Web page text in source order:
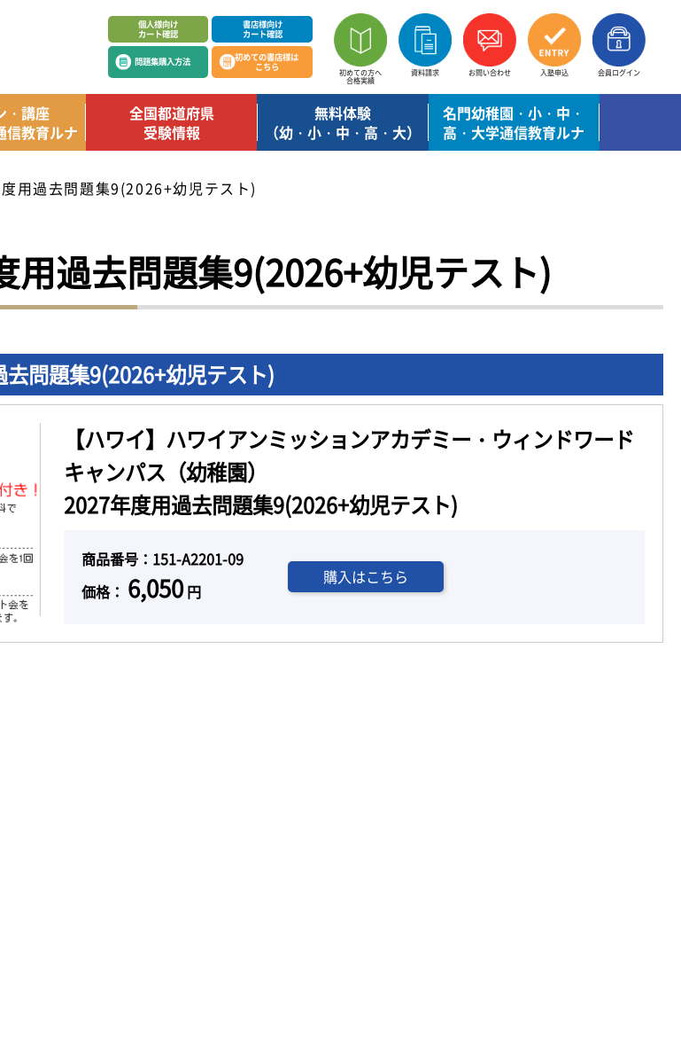
個人様向け
カート確認
書店様向け
カート確認
問題集購入方法 初めての書店様は
こちら 初めての方へ
合格実績
資料請求 お問い合わせ 入塾申込 会員ログイン
・講座
信教育ルナ
全国都道府県
受験情報
無料体験
（幼・小・中・高・大）
名門幼稚園・小・中・
高・大学通信教育ルナ
用過去問題集9(2026+幼児テスト)
用過去問題集9(2026+幼児テスト)
問題集9(2026+幼児テスト)
【ハワイ】ハワイアンミッションアカデミー・ウィンドワード
キャンパス（幼稚園）
2027年度用過去問題集9(2026+幼児テスト)
商品番号：151-A2201-09
価格： 6,050円
購入はこちら